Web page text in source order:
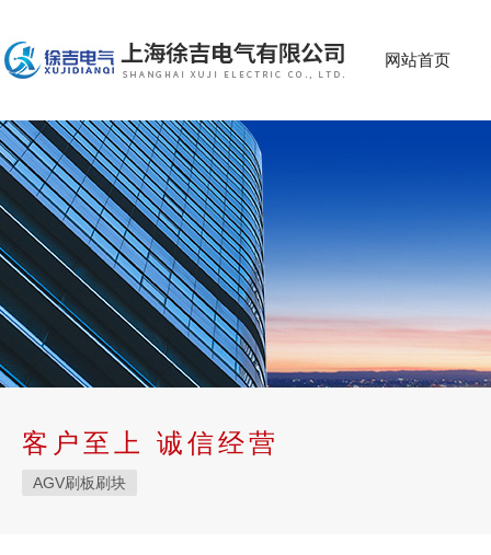
网站首页
客户至上 诚信经营
AGV刷板刷块